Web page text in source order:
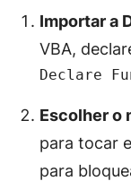
Importar a
VBA,
Declare
Escolher o
para tocar
para